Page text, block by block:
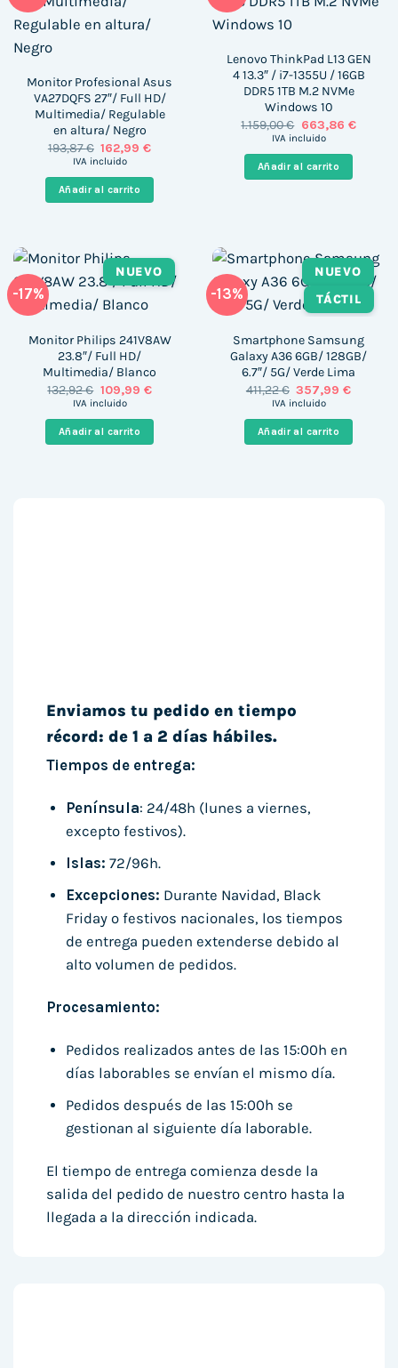
Monitor Profesional Asus
VA27DQFS 27″/ Full HD/
Multimedia/ Regulable
en altura/ Negro
193,87€ El
precio
era:
193,87 €.
162,99€El
es:
162,99 €.
IVA incluido
Añadir al carrito
Lenovo ThinkPad L13 GEN
4 13.3″ / i7-1355U / 16GB
DDR5 1TB M.2 NVMe
Windows 10
1.159,00€ El
precio
era:
1.159,00 €.
663,86 €El
IVA incluido
Añadir al carrito
-17%
NUEVO
Monitor Philips 241V8AW
23.8″/ Full HD/
Multimedia/ Blanco
132,92€ El
precio
era:
132,92 €.
109,99 €El
es:
109,99 €.
IVA incluido
Añadir al carrito
-13%
NUEVO
TÁCTIL
Smartphone Samsung
Galaxy A36 6GB/ 128GB/
6.7″/ 5G/ Verde Lima
411,22€ El
precio
era:
411,22 €.
357,99€El
es:
357,99
IVA incluido
Añadir al carrito
Enviamos tu pedido en tiempo
récord: de 1 a 2 días hábiles.
Tiempos de entrega:
Península: 24/48h (lunes a viernes,
excepto festivos).
Islas: 72/96h.
Excepciones: Durante Navidad, Black
Friday o festivos nacionales, los tiempos
de entrega pueden extenderse debido al
alto volumen de pedidos.
Procesamiento:
Pedidos realizados antes de las 15:00h en
días laborables se envían el mismo día.
Pedidos después de las 15:00h se
gestionan al siguiente día laborable.
El tiempo de entrega comienza desde la
salida del pedido de nuestro centro hasta la
llegada a la dirección indicada.